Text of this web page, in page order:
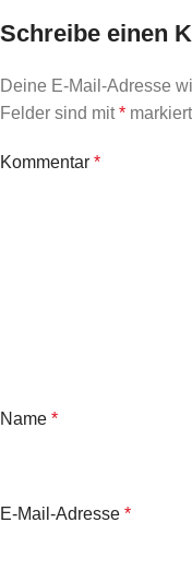
Schreibe einen
Deine E-Mail-Adresse
Felder sind mit* markiert
Kommentar *
Name *
E-Mail-Adresse *